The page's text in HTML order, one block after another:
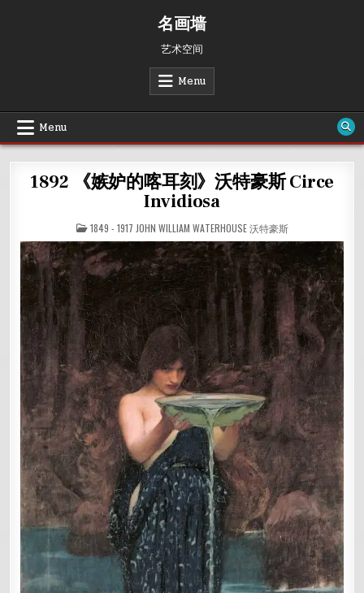
名画墙
艺术空间
Menu
Menu
1892 《嫉妒的喀耳刻》沃特豪斯 Circe
Invidiosa
POSTED
IN
1849 - 1917 JOHN WILLIAM WATERHOUSE 沃特豪斯